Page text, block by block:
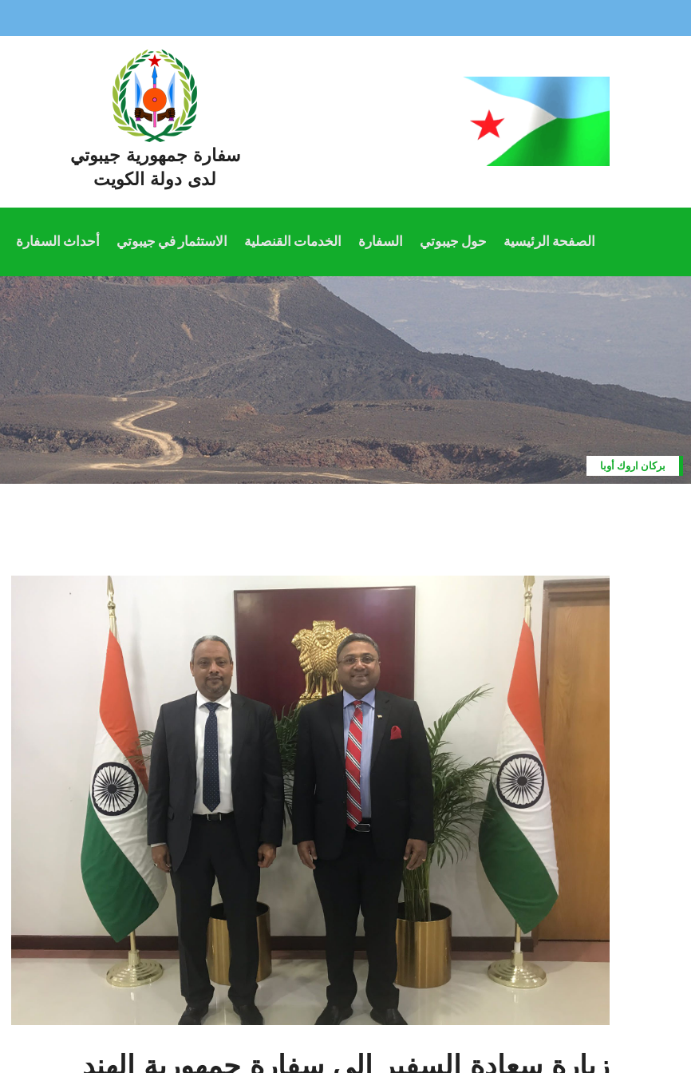
سفارة جمهورية جيبوتي
لدى دولة الكويت
الصفحة الرئيسية حول جيبوتي السفارة الخدمات القنصلية الاستثمار في جيبوتي أحداث السفارة
بركان اروك أوبا
زيارة سعادة السفير إلى سفارة جمهورية الهند